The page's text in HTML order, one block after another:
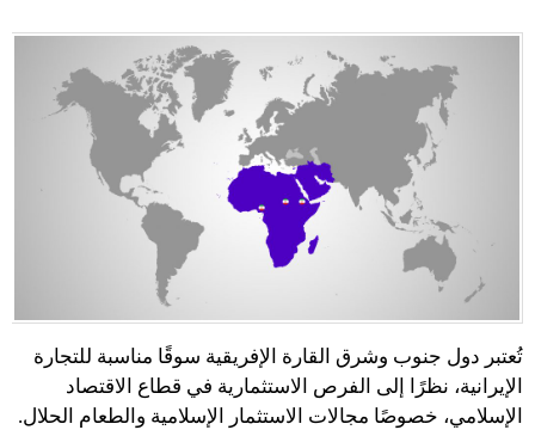
تُعتبر دول جنوب وشرق القارة الإفريقية سوقًا مناسبة للتجارة
الإيرانية، نظرًا إلى الفرص الاستثمارية في قطاع الاقتصاد
الإسلامي، خصوصًا مجالات الاستثمار الإسلامية والطعام الحلال.